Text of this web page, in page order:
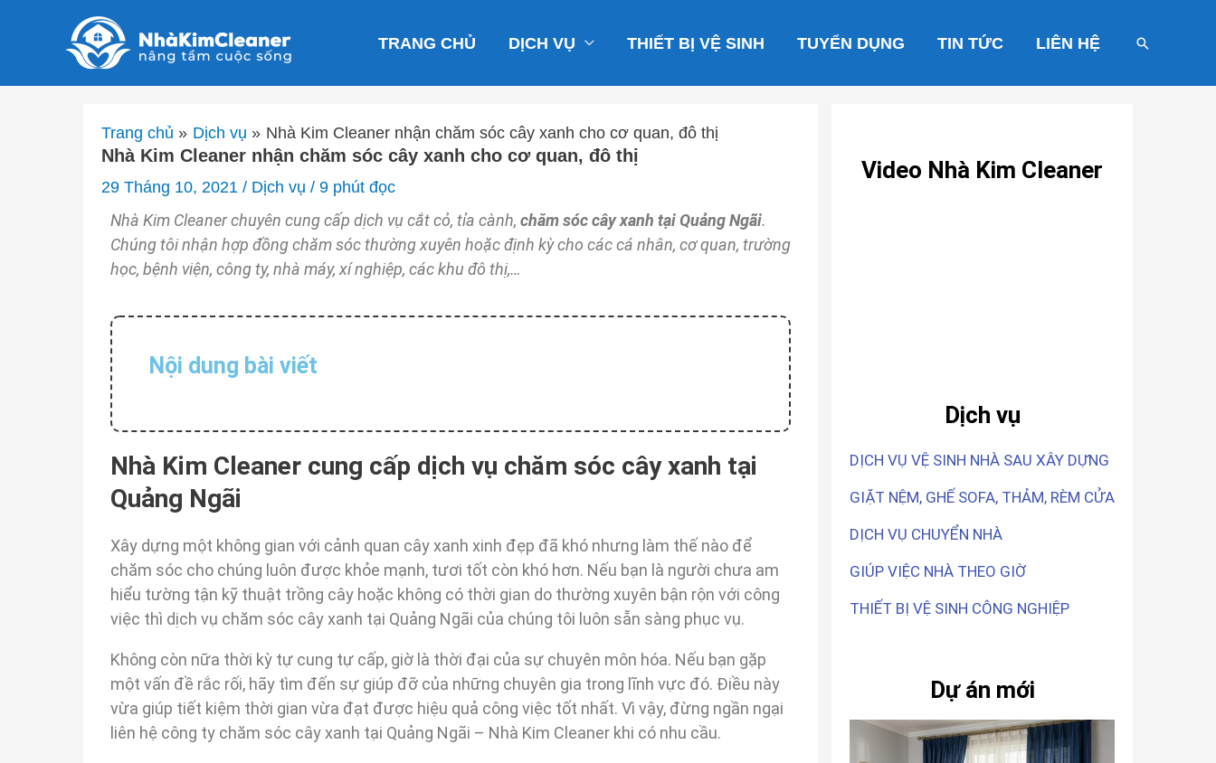
dung
TRANG CHỦ DỊCH VỤ THIẾT BỊ VỆ SINH TUYỂN DỤNG TIN TỨC LIÊN HỆ
Tìm
Trang chủ Dịch vụ Nhà Kim Cleaner nhận chăm sóc cây xanh cho cơ quan, đô thị
Nhà Kim Cleaner nhận chăm sóc cây xanh cho cơ quan, đô thị
29 Tháng 10, 2021 / Dịch vụ / 9 phút đọc
Nhà Kim Cleaner chuyên cung cấp dịch vụ cắt cỏ, tỉa cành, chăm sóc cây xanh tại Quảng Ngãi.
Chúng tôi nhận hợp đồng chăm sóc thường xuyên hoặc định kỳ cho các cá nhân, cơ quan, trường
học, bệnh viện, công ty, nhà máy, xí nghiệp, các khu đô thị,…
Nội dung bài viết
Nhà Kim Cleaner cung cấp dịch vụ chăm sóc cây xanh tại
Quảng Ngãi
Xây dựng một không gian với cảnh quan cây xanh xinh đẹp đã khó nhưng làm thế nào để
chăm sóc cho chúng luôn được khỏe mạnh, tươi tốt còn khó hơn. Nếu bạn là người chưa am
hiểu tường tận kỹ thuật trồng cây hoặc không có thời gian do thường xuyên bận rộn với công
việc thì dịch vụ chăm sóc cây xanh tại Quảng Ngãi của chúng tôi luôn sẵn sàng phục vụ.
Không còn nữa thời kỳ tự cung tự cấp, giờ là thời đại của sự chuyên môn hóa. Nếu bạn gặp
một vấn đề rắc rối, hãy tìm đến sự giúp đỡ của những chuyên gia trong lĩnh vực đó. Điều này
vừa giúp tiết kiệm thời gian vừa đạt được hiệu quả công việc tốt nhất. Vì vậy, đừng ngần ngại
liên hệ công ty chăm sóc cây xanh tại Quảng Ngãi – Nhà Kim Cleaner khi có nhu cầu.
Video Nhà Kim Cleaner
Dịch vụ
DỊCH VỤ VỆ SINH NHÀ SAU XÂY DỰNG
GIẶT NỆM, GHẾ SOFA, THẢM, RÈM CỬA
DỊCH VỤ CHUYỂN NHÀ
GIÚP VIỆC NHÀ THEO GIỜ
THIẾT BỊ VỆ SINH CÔNG NGHIỆP
Dự án mới